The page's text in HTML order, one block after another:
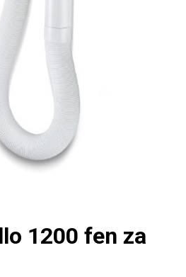
1200 fen za